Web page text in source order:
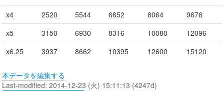
x4
2520 5544 6652 8064
9676
x5
3150 6930 8316 10080
12096
x6.25
3937 8662 10395 12600 15120
本データを編集する
Last-modified: 2014-12-23 (火) 15:11:13 (4247d)